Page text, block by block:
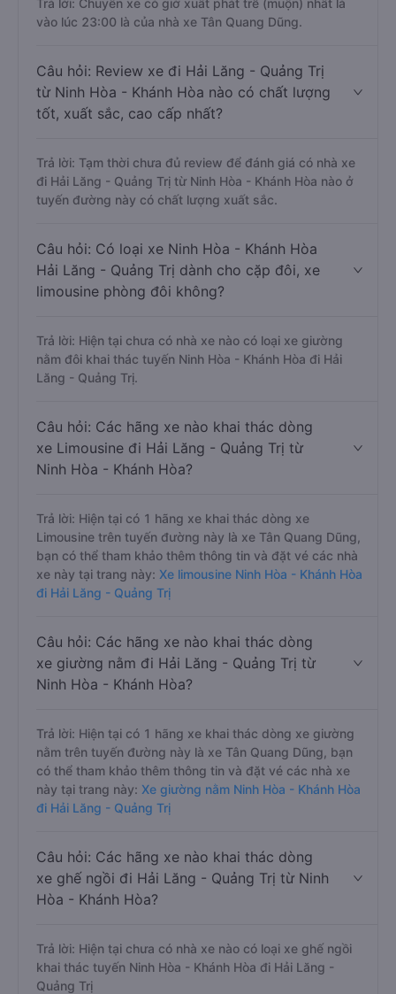
Trả lời: Chuyến xe có giờ xuất phát trễ (muộn) nhất là
vào lúc 23:00 là của nhà xe Tân Quang Dũng.
Câu hỏi: Review xe đi Hải Lăng - Quảng Trị
từ Ninh Hòa - Khánh Hòa nào có chất lượng
tốt, xuất sắc, cao cấp nhất?
Trả lời: Tạm thời chưa đủ review để đánh giá có nhà xe
đi Hải Lăng - Quảng Trị từ Ninh Hòa - Khánh Hòa nào ở
tuyến đường này có chất lượng xuất sắc.
Câu hỏi: Có loại xe Ninh Hòa - Khánh Hòa
Hải Lăng - Quảng Trị dành cho cặp đôi, xe
limousine phòng đôi không?
Trả lời: Hiện tại chưa có nhà xe nào có loại xe giường
nằm đôi khai thác tuyến Ninh Hòa - Khánh Hòa đi Hải
Lăng - Quảng Trị.
Câu hỏi: Các hãng xe nào khai thác dòng
xe Limousine đi Hải Lăng - Quảng Trị từ
Ninh Hòa - Khánh Hòa?
Trả lời: Hiện tại có 1 hãng xe khai thác dòng xe
Limousine trên tuyến đường này là xe Tân Quang Dũng,
bạn có thể tham khảo thêm thông tin và đặt vé các nhà
xe này tại trang này: Xe limousine Ninh Hòa - Khánh Hòa
đi Hải Lăng - Quảng Trị
Câu hỏi: Các hãng xe nào khai thác dòng
xe giường nằm đi Hải Lăng - Quảng Trị từ
Ninh Hòa - Khánh Hòa?
Trả lời: Hiện tại có 1 hãng xe khai thác dòng xe giường
nằm trên tuyến đường này là xe Tân Quang Dũng, bạn
có thể tham khảo thêm thông tin và đặt vé các nhà xe
này tại trang này: Xe giường nằm Ninh Hòa - Khánh Hòa
đi Hải Lăng - Quảng Trị
Câu hỏi: Các hãng xe nào khai thác dòng
xe ghế ngồi đi Hải Lăng - Quảng Trị từ Ninh
Hòa - Khánh Hòa?
Trả lời: Hiện tại chưa có nhà xe nào có loại xe ghế ngồi
khai thác tuyến Ninh Hòa - Khánh Hòa đi Hải Lăng -
Quảng Trị